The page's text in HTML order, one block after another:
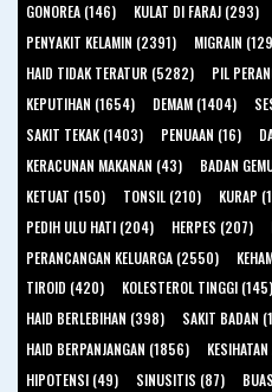
GONOREA (146)
KULAT DI FARAJ (293)
PENYAKIT KELAMIN (2391)
MIGRAIN
HAID TIDAK TERATUR (5282)
PIL
KEPUTIHAN (1654)
DEMAM (1404)
SAKIT TEKAK (1403)
PENUAAN (16)
KERACUNAN MAKANAN (43)
BADAN
KETUAT (150)
TONSIL (210) KURAP
PEDIH ULU HATI (204)
HERPES (207)
PERANCANGAN KELUARGA (2550)
TIROID (420)
KOLESTEROL TINGGI (145)
HAID BERLEBIHAN (398)
SAKIT BADAN
HAID BERPANJANGAN (1856)
HIPOTENSI (49)
SINUSITIS (87)